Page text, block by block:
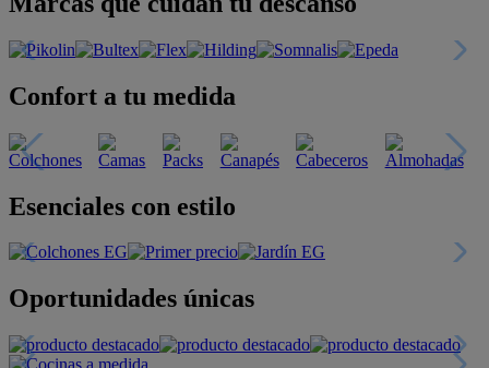
Confort a tu medida
Esenciales con estilo
Oportunidades únicas